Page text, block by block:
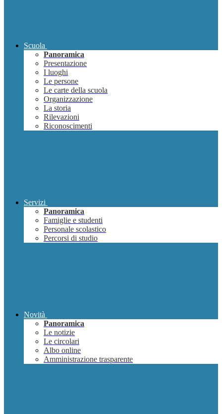
Scuola
Panoramica
Presentazione
I luoghi
Le persone
Le carte della scuola
Organizzazione
La storia
Rilevazioni
Riconoscimenti
Servizi
Panoramica
Famiglie e studenti
Personale scolastico
Percorsi di studio
Novità
Panoramica
Le notizie
Le circolari
Albo online
Amministrazione trasparente